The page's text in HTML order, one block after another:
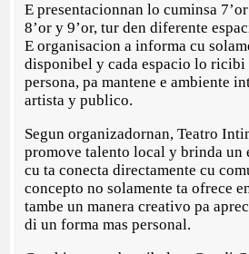
E presentacionnan lo cuminsa
8’or y 9’or, tur den diferente
E organisacion a informa cu
disponibel y cada espacio lo
persona, pa mantene e ambiente
artista y publico.
Segun organizadornan, Teatro
promove talento local y brinda
cu ta conecta directamente cu
concepto no solamente ta ofrece
tambe un manera creativo pa
di un forma mas personal.